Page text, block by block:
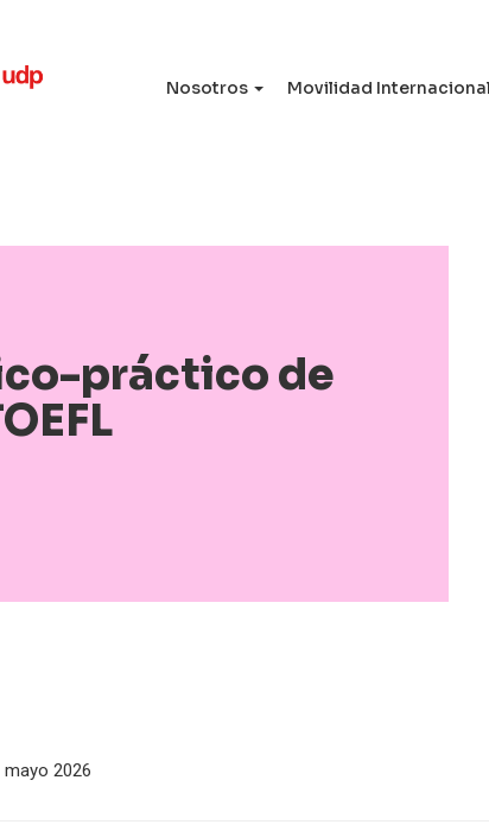
Nosotros Movilidad Internacional
práctico de
2026